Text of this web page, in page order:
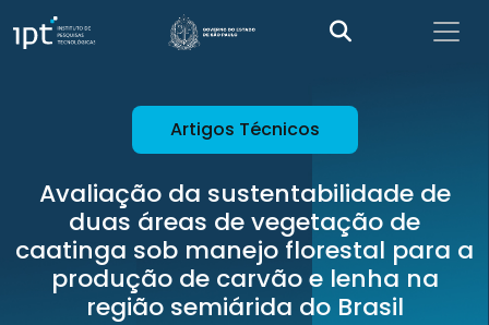
Artigos Técnicos
Avaliação da sustentabilidade de
duas áreas de vegetação de
caatinga sob manejo florestal para a
produção de carvão e lenha na
região semiárida do Brasil